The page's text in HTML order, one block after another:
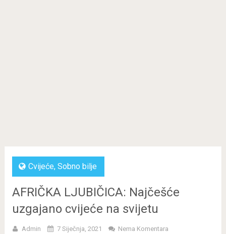
Cvijeće, Sobno bilje
AFRIČKA LJUBIČICA: Najčešće
uzgajano cvijeće na svijetu
Admin 7 Siječnja, 2021 Nema Komentara